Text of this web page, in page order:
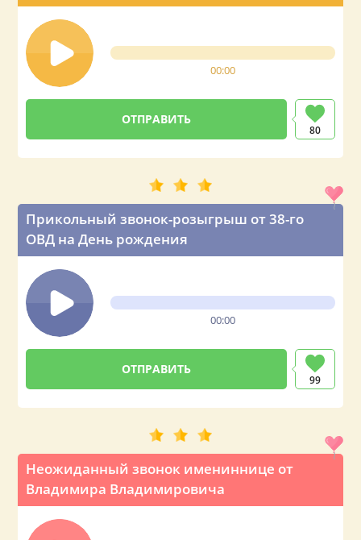
Путина
00:00
80
Прикольный звонок-розыгрыш от 38-го
ОВД на День рождения
00:00
99
Неожиданный звонок имениннице от
Владимира Владимировича